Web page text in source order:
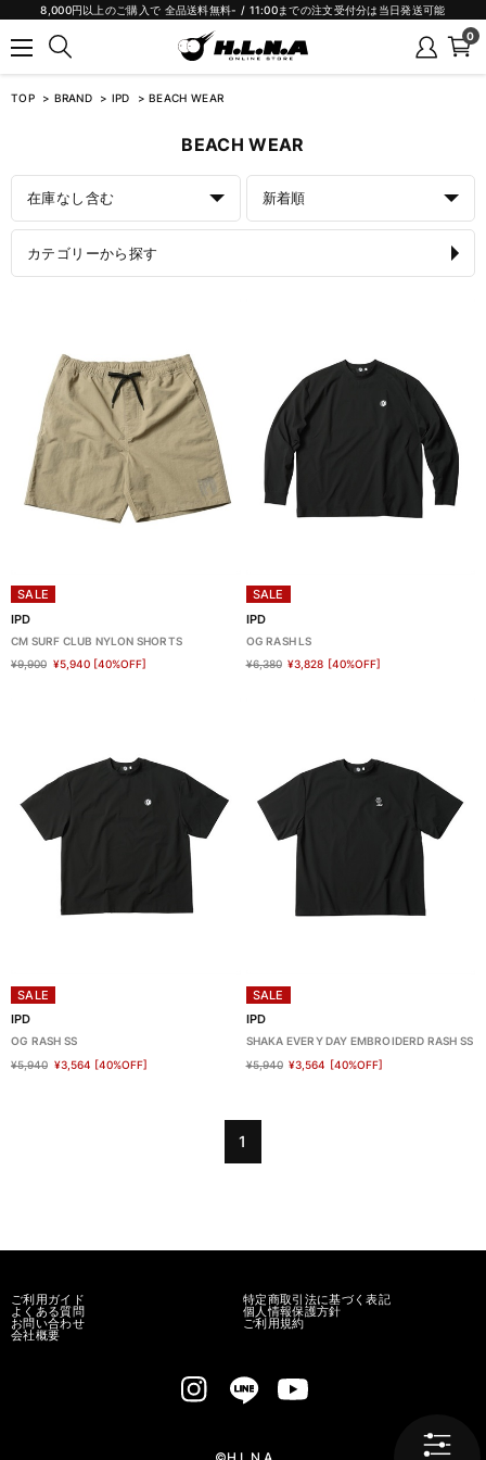
8,000円以上のご購入で 全品送料無料- / 11:00までの注文受付分は当日発送可能
0
TOP BRAND IPD BEACH WEAR
BEACH WEAR
在庫なし含む 新着順
カテゴリーから探す
SALE
IPD
CM SURF CLUB NYLON SHORTS
¥9,900 ¥5,940 [40%OFF]
SALE
IPD
OG RASH LS
¥6,380 ¥3,828 [40%OFF]
SALE
IPD
OG RASH SS
¥5,940 ¥3,564 [40%OFF]
SALE
IPD
SHAKA EVERY DAY EMBROIDERD RASH SS
¥5,940 ¥3,564 [40%OFF]
1
ご利用ガイド
よくある質問
お問い合わせ
会社概要
特定商取引法に基づく表記
個人情報保護方針
ご利用規約